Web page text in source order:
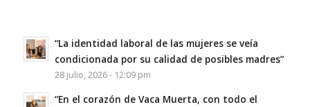
“La identidad laboral de las mujeres se veía
condicionada por su calidad de posibles madres”
28 julio, 2026 - 12:09 pm
“En el corazón de Vaca Muerta, con todo el